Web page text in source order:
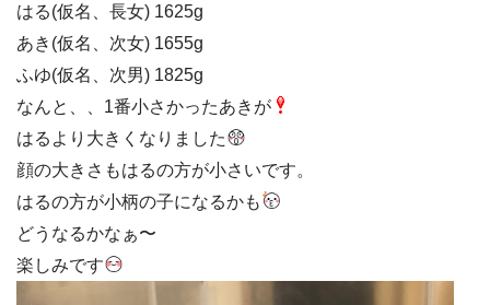
はる(仮名、長女) 1625g
あき(仮名、次女) 1655g
ふゆ(仮名、次男) 1825g
なんと、、1番小さかったあきが
はるより大きくなりました
顔の大きさもはるの方が小さいです。
はるの方が小柄の子になるかも
どうなるかなぁ〜
楽しみです